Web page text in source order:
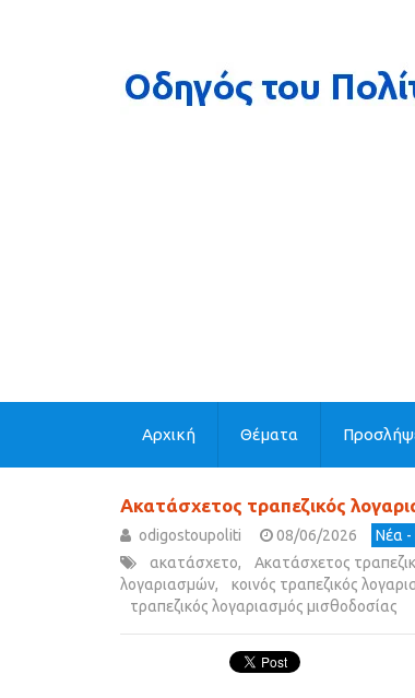
Αρχική Θέματα
Ακατάσχετος τραπεζικός
odigostoupoliti 08/06/2026 Νέα -
ακατάσχετο, Ακατάσχετος
λογαριασμών, κοινός τραπεζικός
τραπεζικός λογαριασμός μισθοδοσίας